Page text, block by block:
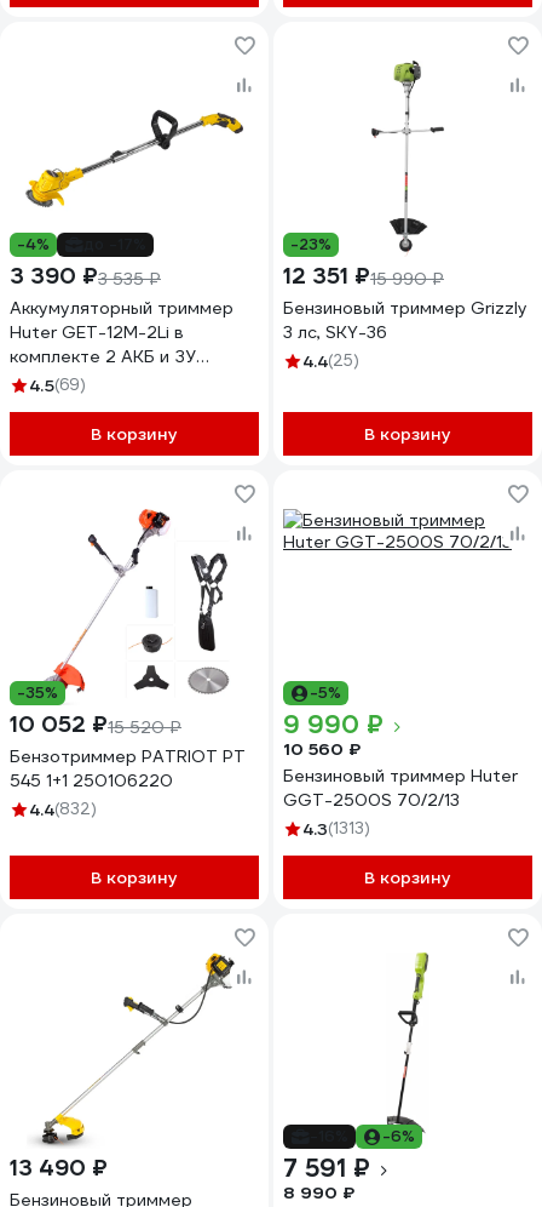
-4%
3 390 ₽3 535 ₽
Аккумуляторный триммер
Huter GET-12M-2Li в
комплекте 2 АКБ и ЗУ
70/1/65
4.5(69)
В корзину
-23%
12 351 ₽15 990 ₽
Бензиновый триммер Grizzly
3 лс, SKY-36
4.4(25)
В корзину
-35%
10 052 ₽15 520 ₽
Бензотриммер PATRIOT PT
545 1+1 250106220
4.4(832)
В корзину
-5%
9 990 ₽
10 560 ₽
Бензиновый триммер Huter
GGT-2500S 70/2/13
4.3(1313)
В корзину
13 490 ₽
Бензиновый триммер
-6%
7 591 ₽
8 990 ₽